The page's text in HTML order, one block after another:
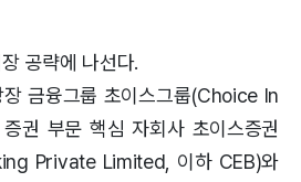
공략에 나선다.
금융그룹 초이스그룹(Choice In
권 부문 핵심 자회사 초이스증권
Private Limited, 이하 CEB)와